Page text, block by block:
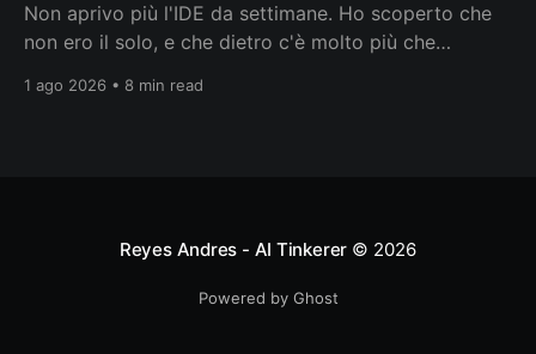
Non aprivo più l'IDE da settimane. Ho scoperto che
non ero il solo, e che dietro c'è molto più che
1 ago 2026 • 8 min read
Reyes Andres - AI Tinkerer © 2026
Powered by Ghost